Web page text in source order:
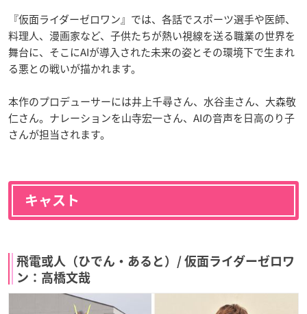
『仮面ライダーゼロワン』では、各話でスポーツ選手や医師、
料理人、漫画家など、子供たちが熱い視線を送る職業の世界を
舞台に、そこにAIが導入された未来の姿とその環境下で生まれ
る悪との戦いが描かれます。
本作のプロデューサーには井上千尋さん、水谷圭さん、大森敬
仁さん。ナレーションを山寺宏一さん、AIの音声を日高のり子
さんが担当されます。
キャスト
飛電或人（ひでん・あると）/ 仮面ライダーゼロワ
ン：高橋文哉